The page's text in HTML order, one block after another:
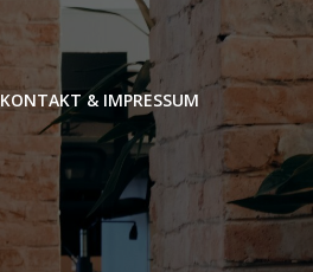
KONTAKT & IMPRESSUM